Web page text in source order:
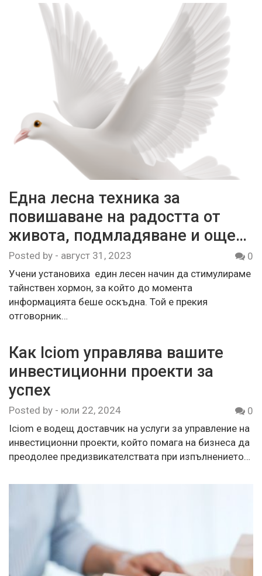
Една лесна техника за
повишаване на радостта от
живота, подмладяване и още…
Posted by - август 31, 2023
0
Учени установиха един лесен начин да стимулираме
тайнствен хормон, за който до момента
информацията беше оскъдна. Той е прекия
отговорник…
Как Iciom управлява вашите
инвестиционни проекти за
успех
Posted by - юли 22, 2024
0
Iciom е водещ доставчик на услуги за управление на
инвестиционни проекти, който помага на бизнеса да
преодолее предизвикателствата при изпълнението…